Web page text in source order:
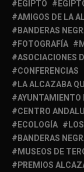
EGIPTO
AMIGOS DE LA
BANDERAS
FOTOGRAFÍA
ASOCIACIONES
CONFERENCIAS
LA ALCAZABA
AYUNTAMIENTO
CENTRO
ECOLOGÍA
BANDERAS
MUSEOS DE
PREMIOS